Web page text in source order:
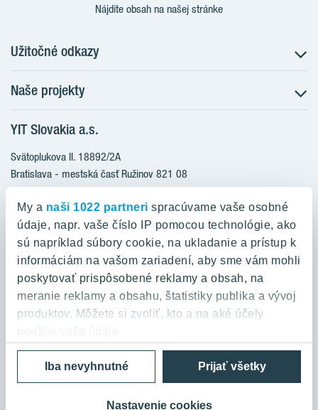
My a naši 1022 partneri spracúvame vaše osobné
údaje, napr. vaše číslo IP pomocou technológie, ako
sú napríklad súbory cookie, na ukladanie a prístup k
informáciám na vašom zariadení, aby sme vám mohli
poskytovať prispôsobené reklamy a obsah, na
meranie reklamy a obsahu, štatistiky publika a vývoj
produktov. Môžete si zvoliť, kto a na aké účely
Ak to povolíte, chceli by sme tiež:
polohe s presnosťou na niekoľko metrov
Prijať všetky
Nastavenie cookies
Iba nevyhnutné
Nájdite obsah na našej stránke
Užitočné odkazy
O nás
Prečo bývať s nami
Udržateľnosť máme v DNA
Starostlivosť o zákazníkov
Financovanie
Služba Starý za nový
Služba zariadenia bytu
Novinky a médiá
Kariéra
Kontakt
Naše projekty
Družstevné bývanie
NUPPU
ZWIRN
MLYNÁRKA
ZWIRN OFFICE
Pradiareň 1900
YIT Slovakia a.s.
Svätoplukova II. 18892/2A
Bratislava - mestská časť Ružinov 821 08
Slovakia
0800 800 474
info@yit.sk
Pre volania zo zahraničia:
+421 903 999 333
Ochrana osobných údajov a podmienky používania
Cookies